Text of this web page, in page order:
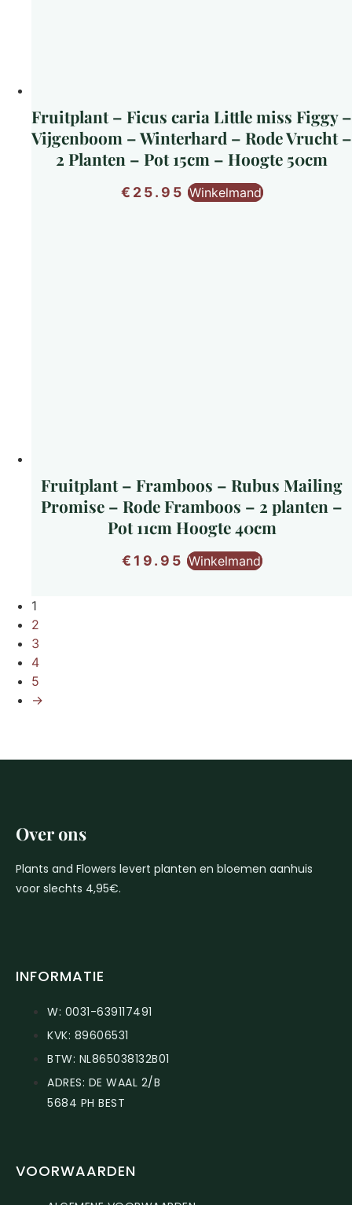
Fruitplant – Ficus caria Little miss Figgy –
Vijgenboom – Winterhard – Rode Vrucht –
2 Planten – Pot 15cm – Hoogte 50cm
€ 25.95 Winkelmand
Fruitplant – Framboos – Rubus Mailing
Promise – Rode Framboos – 2 planten –
Pot 11cm Hoogte 40cm
€ 19.95 Winkelmand
1
2
3
4
5
→
Over ons
Plants and Flowers levert planten en bloemen aanhuis
voor slechts 4,95€.
INFORMATIE
W: 0031-639117491
KVK: 89606531
BTW: NL865038132B01
ADRES: DE WAAL 2/B
5684 PH BEST
VOORWAARDEN